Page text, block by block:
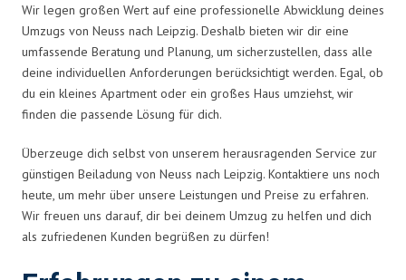
Wir legen großen Wert auf eine professionelle Abwicklung deines
Umzugs von Neuss nach Leipzig. Deshalb bieten wir dir eine
umfassende Beratung und Planung, um sicherzustellen, dass alle
deine individuellen Anforderungen berücksichtigt werden. Egal, ob
du ein kleines Apartment oder ein großes Haus umziehst, wir
finden die passende Lösung für dich.
Überzeuge dich selbst von unserem herausragenden Service zur
günstigen Beiladung von Neuss nach Leipzig. Kontaktiere uns noch
heute, um mehr über unsere Leistungen und Preise zu erfahren.
Wir freuen uns darauf, dir bei deinem Umzug zu helfen und dich
als zufriedenen Kunden begrüßen zu dürfen!